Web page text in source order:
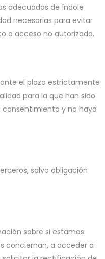
adecuadas de índole
necesarias para evitar
o acceso no autorizado.
el plazo estrictamente
para la que han sido
y no haya
salvo obligación
sobre si estamos
conciernan, a acceder a